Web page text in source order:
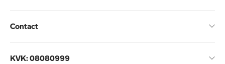
Contact
KVK: 08080999